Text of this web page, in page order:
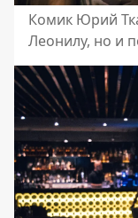
Комик Юрий
Леонилу, но и